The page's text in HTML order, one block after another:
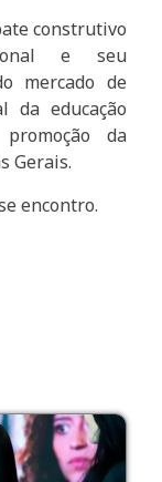
construtivo
e seu
mercado de
da educação
da
Gerais.
encontro.